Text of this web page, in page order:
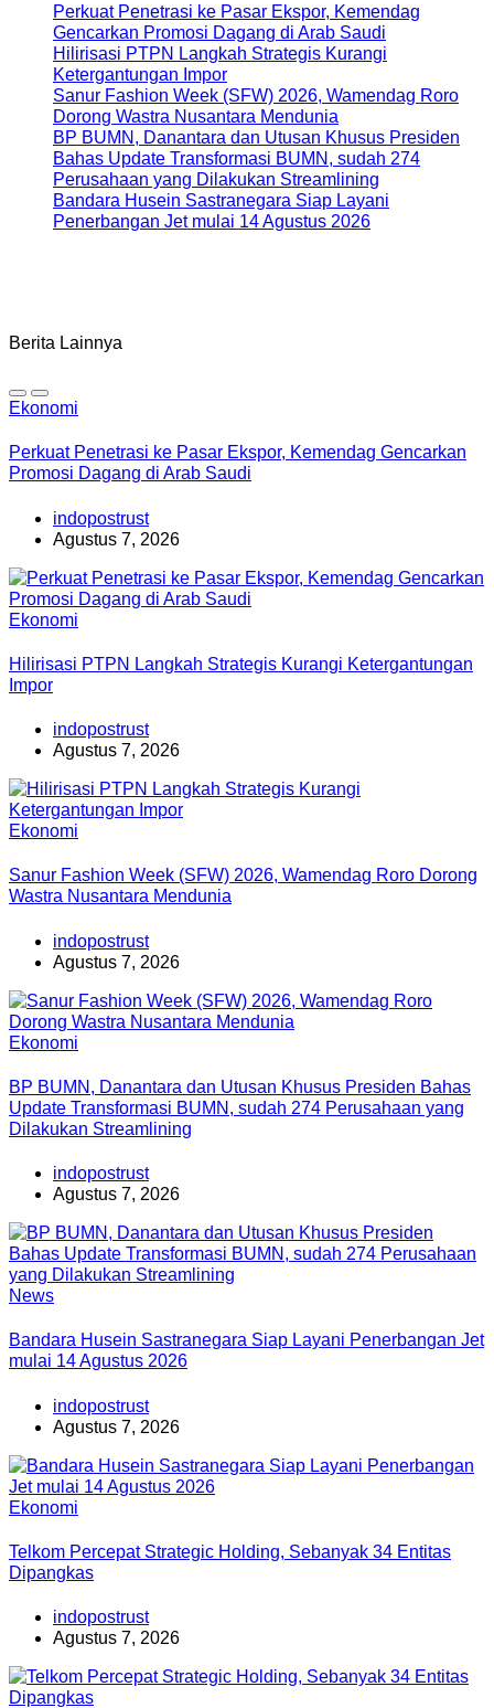
Perkuat Penetrasi ke Pasar Ekspor, Kemendag
Gencarkan Promosi Dagang di Arab Saudi
Hilirisasi PTPN Langkah Strategis Kurangi
Ketergantungan Impor
Sanur Fashion Week (SFW) 2026, Wamendag Roro
Dorong Wastra Nusantara Mendunia
BP BUMN, Danantara dan Utusan Khusus Presiden
Bahas Update Transformasi BUMN, sudah 274
Perusahaan yang Dilakukan Streamlining
Bandara Husein Sastranegara Siap Layani
Penerbangan Jet mulai 14 Agustus 2026
Berita Lainnya
Ekonomi
Perkuat Penetrasi ke Pasar Ekspor, Kemendag Gencarkan
Promosi Dagang di Arab Saudi
indopostrust
Agustus 7, 2026
Ekonomi
Hilirisasi PTPN Langkah Strategis Kurangi Ketergantungan
Impor
indopostrust
Agustus 7, 2026
Ekonomi
Sanur Fashion Week (SFW) 2026, Wamendag Roro Dorong
Wastra Nusantara Mendunia
indopostrust
Agustus 7, 2026
Ekonomi
BP BUMN, Danantara dan Utusan Khusus Presiden Bahas
Update Transformasi BUMN, sudah 274 Perusahaan yang
Dilakukan Streamlining
indopostrust
Agustus 7, 2026
News
Bandara Husein Sastranegara Siap Layani Penerbangan Jet
mulai 14 Agustus 2026
indopostrust
Agustus 7, 2026
Ekonomi
Telkom Percepat Strategic Holding, Sebanyak 34 Entitas
Dipangkas
indopostrust
Agustus 7, 2026